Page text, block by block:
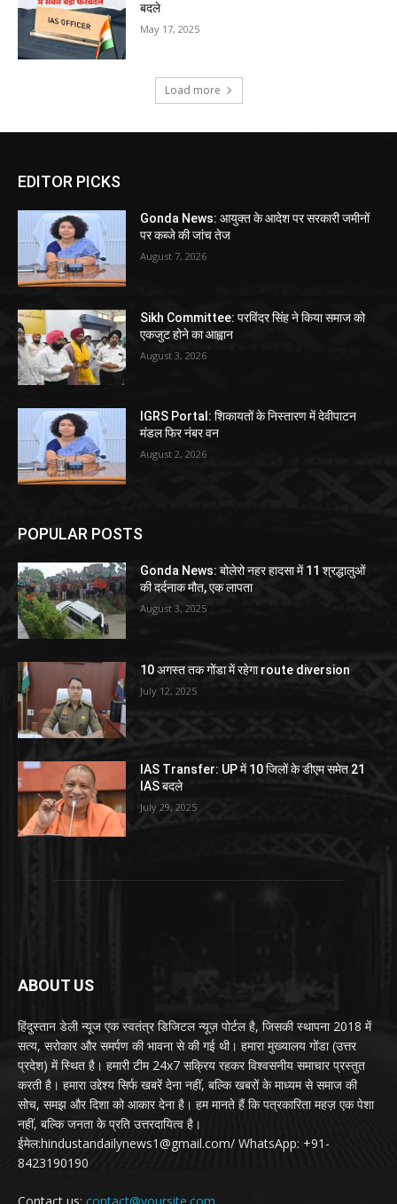
बदले
May 17, 2025
Load more
EDITOR PICKS
Gonda News: आयुक्त के आदेश पर सरकारी जमीनों
पर कब्जे की जांच तेज
August 7, 2026
Sikh Committee: परविंदर सिंह ने किया समाज को
एकजुट होने का आह्वान
August 3, 2026
IGRS Portal: शिकायतों के निस्तारण में देवीपाटन
मंडल फिर नंबर वन
August 2, 2026
POPULAR POSTS
Gonda News: बोलेरो नहर हादसा में 11 श्रद्धालुओं
की दर्दनाक मौत, एक लापता
August 3, 2025
10 अगस्त तक गोंडा में रहेगा route diversion
July 12, 2025
IAS Transfer: UP में 10 जिलों के डीएम समेत 21
IAS बदले
July 29, 2025
ABOUT US
हिंदुस्तान डेली न्यूज एक स्वतंत्र डिजिटल न्यूज़ पोर्टल है, जिसकी स्थापना 2018 में
सत्य, सरोकार और समर्पण की भावना से की गई थी। हमारा मुख्यालय गोंडा (उत्तर
प्रदेश) में स्थित है। हमारी टीम 24x7 सक्रिय रहकर विश्वसनीय समाचार प्रस्तुत
करती है। हमारा उद्देश्य सिर्फ खबरें देना नहीं, बल्कि खबरों के माध्यम से समाज की
सोच, समझ और दिशा को आकार देना है। हम मानते हैं कि पत्रकारिता महज़ एक पेशा
नहीं, बल्कि जनता के प्रति उत्तरदायित्व है।
ईमेल:hindustandailynews1@gmail.com/ WhatsApp: +91-
8423190190